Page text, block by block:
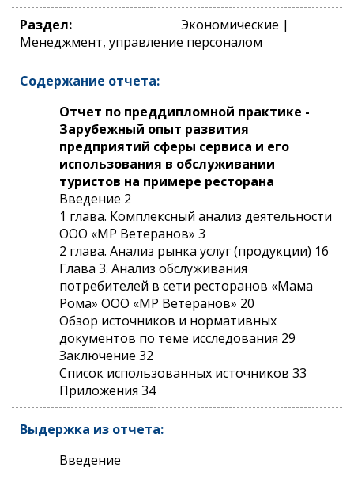
Раздел:
Экономические |
Менеджмент, управление персоналом
Содержание отчета:
Отчет по преддипломной практике -
Зарубежный опыт развития
предприятий сферы сервиса и его
использования в обслуживании
туристов на примере ресторана
Введение 2
1 глава. Комплексный анализ деятельности
ООО «МР Ветеранов» 3
2 глава. Анализ рынка услуг (продукции) 16
Глава 3. Анализ обслуживания
потребителей в сети ресторанов «Мама
Рома» ООО «МР Ветеранов» 20
Обзор источников и нормативных
документов по теме исследования 29
Заключение 32
Список использованных источников 33
Приложения 34
Выдержка из отчета:
Введение